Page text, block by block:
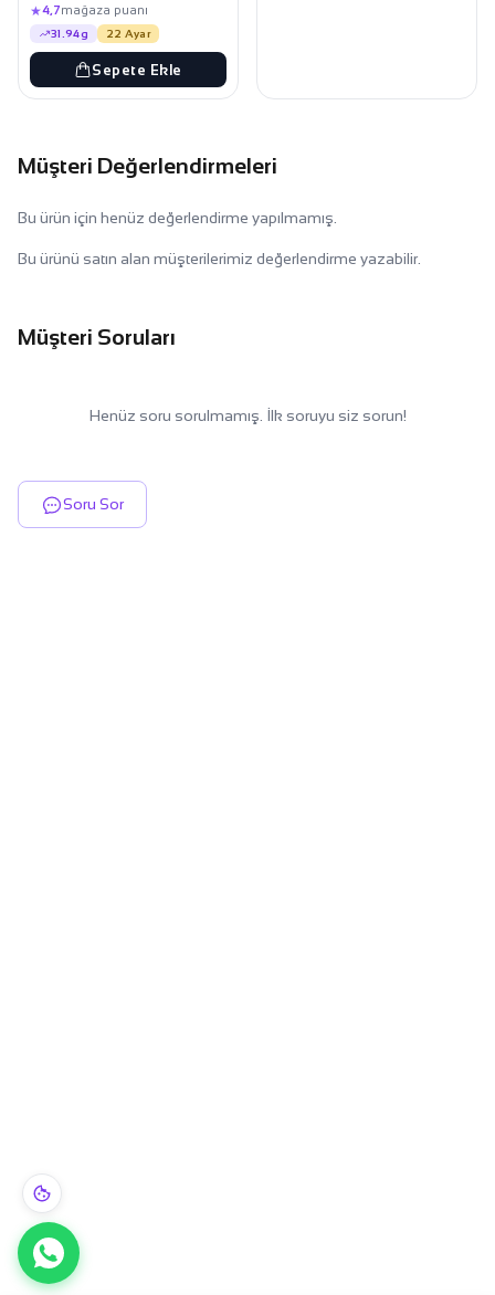
★4,7mağaza puanı
31.94g 22 Ayar
Sepete Ekle
Müşteri Değerlendirmeleri
Bu ürün için henüz değerlendirme yapılmamış.
Bu ürünü satın alan müşterilerimiz değerlendirme yazabilir.
Müşteri Soruları
Henüz soru sorulmamış. İlk soruyu siz sorun!
Soru Sor